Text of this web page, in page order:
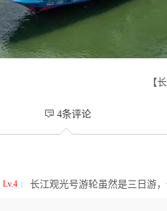
【
 4条评论
Lv.4 : 长江观光号游轮虽然是三日游